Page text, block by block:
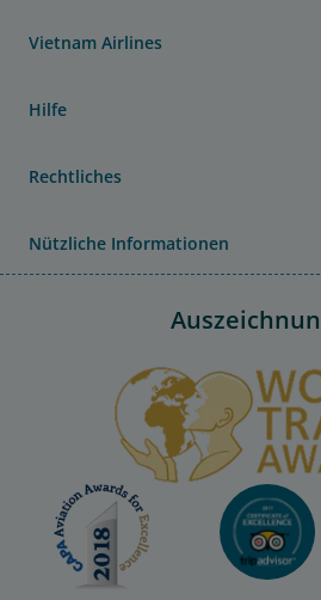
Vietnam Airlines
Hilfe
Rechtliches
Nützliche Informationen